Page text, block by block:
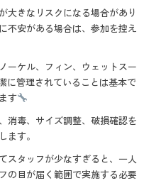
大きなリスクになる場合があり
不安がある場合は、参加を控え
ーケル、フィン、ウェットスー
に管理されていることは基本で
す
消毒、サイズ調整、破損確認を
す。
スタッフが少なすぎると、一人
の目が届く範囲で実施する必要